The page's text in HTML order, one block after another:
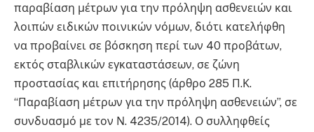
παραβίαση μέτρων για την πρόληψη ασθενειών και
λοιπών ειδικών ποινικών νόμων, διότι κατελήφθη
να προβαίνει σε βόσκηση περί των 40 προβάτων,
εκτός σταβλικών εγκαταστάσεων, σε ζώνη
προστασίας και επιτήρησης (άρθρο 285 Π.Κ.
“Παραβίαση μέτρων για την πρόληψη ασθενειών”, σε
συνδυασμό με τον Ν. 4235/2014). Ο συλληφθείς